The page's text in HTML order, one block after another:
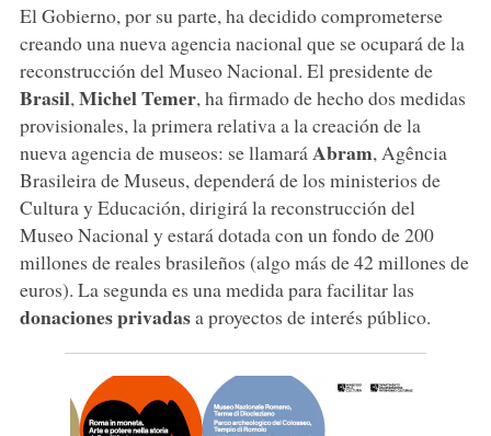
El Gobierno, por su parte, ha decidido comprometerse
creando una nueva agencia nacional que se ocupará de la
reconstrucción del Museo Nacional. El presidente de
Brasil, Michel Temer, ha firmado de hecho dos medidas
provisionales, la primera relativa a la creación de la
nueva agencia de museos: se llamará Abram, Agência
Brasileira de Museus, dependerá de los ministerios de
Cultura y Educación, dirigirá la reconstrucción del
Museo Nacional y estará dotada con un fondo de 200
millones de reales brasileños (algo más de 42 millones de
euros). La segunda es una medida para facilitar las
donaciones privadasa proyectos de interés público.